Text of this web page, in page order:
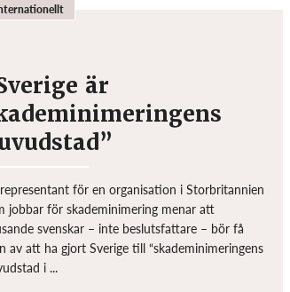
är
för en organisation i Storbritannien
jobbar för skademinimering menar att
svenskar – inte beslutsfattare – bör få
av att ha gjort Sverige till “skademinimeringens
i ...